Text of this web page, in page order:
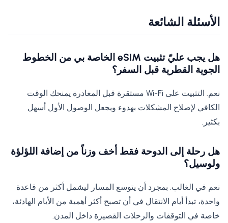
الأسئلة الشائعة
هل يجب عليّ تثبيت eSIM الخاصة بي من الخطوط
الجوية القطرية قبل السفر؟
نعم. التثبيت على Wi-Fi مستقرة قبل المغادرة يمنحك الوقت
الكافي لإصلاح المشكلات بهدوء ويجعل الوصول الأول أسهل
بكثير.
هل رحلة إلى الدوحة فقط أخف وزناً من إضافة اللؤلؤة
ولوسيل؟
نعم في الغالب. بمجرد أن يتوسع المسار ليشمل أكثر من قاعدة
واحدة، تبدأ أيام الانتقال في أن تصبح أكثر أهمية من الأيام الهادئة،
خاصة في التوقفات والرحلات القصيرة داخل المدن.